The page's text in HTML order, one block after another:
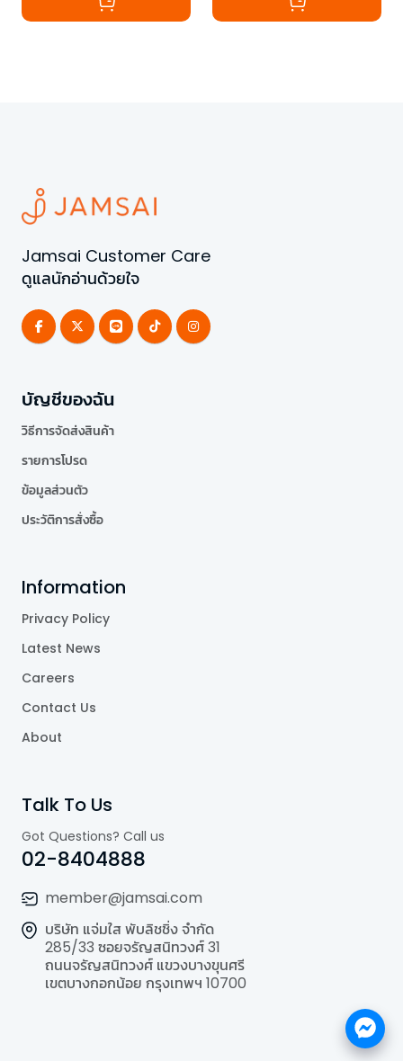
Jamsai Customer Care
ดูแลนักอ่านด้วยใจ
บัญชีของฉัน
วิธีการจัดส่งสินค้า
รายการโปรด
ข้อมูลส่วนตัว
ประวัติการสั่งซื้อ
Information
Privacy Policy
Latest News
Careers
Contact Us
About
Talk To Us
Got Questions? Call us
02-8404888
member@jamsai.com
บริษัท แจ่มใส พับลิชชิ่ง จำกัด
285/33 ซอยจรัญสนิทวงศ์ 31
ถนนจรัญสนิทวงศ์ แขวงบางขุนศรี
เขตบางกอกน้อย กรุงเทพฯ 10700